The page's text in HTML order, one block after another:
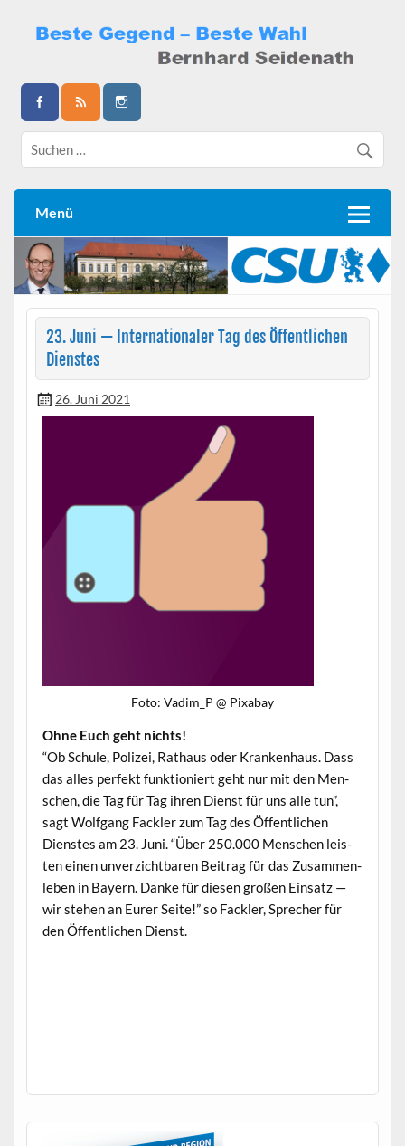
content
Bernhard Seidenath
Menü
23. Juni — Internationaler Tag des Öffentlichen
Dienstes
26. Juni 2021
Foto: Vadim_P @ Pixabay
Ohne Euch geht nichts!
“Ob Schule, Polizei, Rathaus oder Kranken­haus. Dass
das alles per­fekt funk­tion­iert geht nur mit den Men­
schen, die Tag für Tag ihren Dienst für uns alle tun”,
sagt Wolf­gang Fack­ler zum Tag des Öffentlichen
Dien­stes am 23. Juni. “Über 250.000 Men­schen leis­
ten einen unverzicht­baren Beitrag für das Zusam­men­
leben in Bay­ern. Danke für diesen großen Ein­satz —
wir ste­hen an Eur­er Seite!” so Fack­ler, Sprech­er für
den Öffentlichen Dienst.